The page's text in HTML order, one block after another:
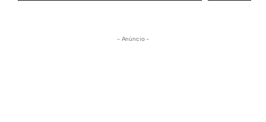
- Anúncio -